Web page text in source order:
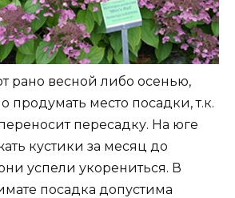
рано весной либо осенью,
продумать место посадки, т.к.
пересадку. На юге
кустики за месяц до
успели укорениться. В
посадка допустима